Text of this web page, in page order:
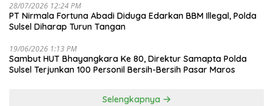
28/07/2026 12:24 PM
PT Nirmala Fortuna Abadi Diduga Edarkan BBM Illegal, Polda
Sulsel Diharap Turun Tangan
19/06/2026 1:13 PM
Sambut HUT Bhayangkara Ke 80, Direktur Samapta Polda
Sulsel Terjunkan 100 Personil Bersih-Bersih Pasar Maros
Selengkapnya